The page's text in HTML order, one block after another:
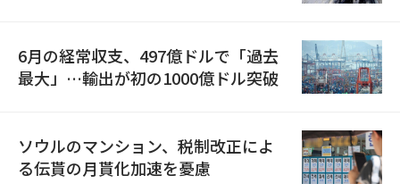
6月の経常収支、497億ドルで「過去
最大」…輸出が初の1000億ドル突破
ソウルのマンション、税制改正によ
る伝貰の月貰化加速を憂慮